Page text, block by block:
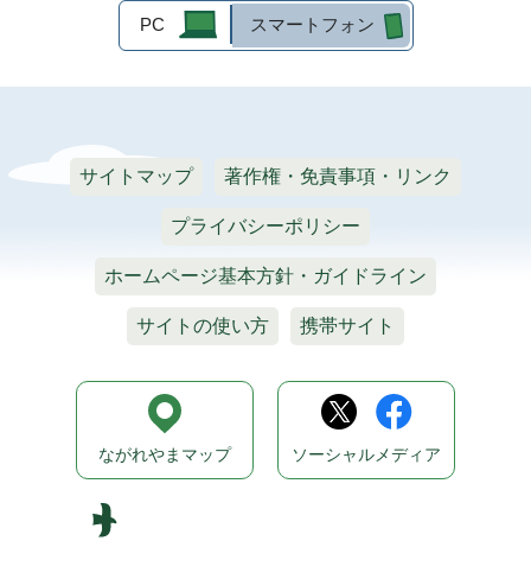
PC スマートフォン
サイトマップ 著作権・免責事項・リンク
プライバシーポリシー
ホームページ基本方針・ガイドライン
サイトの使い方 携帯サイト
ながれやまマップ ソーシャルメディア